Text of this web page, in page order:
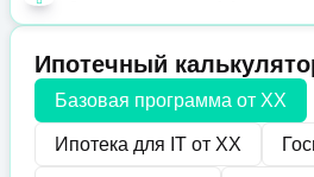
Ипотечный
Базовая программа от XX
Ипотека для IT от XX